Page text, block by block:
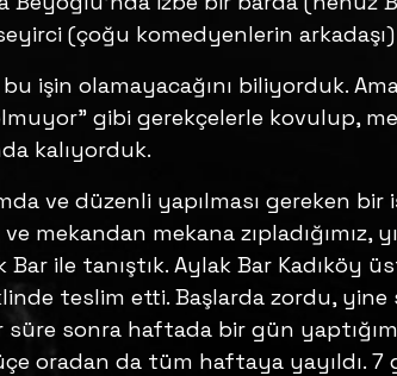
(çoğu komedyenlerin arkadaşı)
işin olamayacağını biliyorduk.
gibi gerekçelerle kovulup,
kalıyorduk.
ve düzenli yapılması gereken bir
mekandan mekana zıpladığımız,
Bar ile tanıştık. Aylak Bar Kadıköy
teslim etti. Başlarda zordu,
süre sonra haftada bir gün
oradan da tüm haftaya yayıldı.